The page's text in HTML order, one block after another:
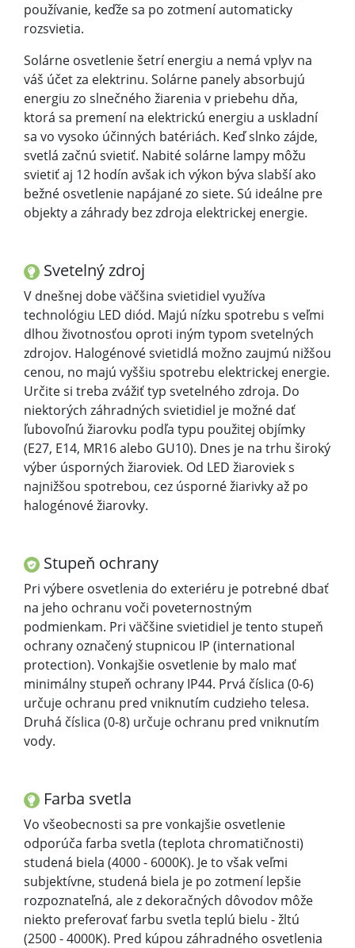
používanie, keďže sa po zotmení automaticky
rozsvietia.
Solárne osvetlenie šetrí energiu a nemá vplyv na
váš účet za elektrinu. Solárne panely absorbujú
energiu zo slnečného žiarenia v priebehu dňa,
ktorá sa premení na elektrickú energiu a uskladní
sa vo vysoko účinných batériách. Keď slnko zájde,
svetlá začnú svietiť. Nabité solárne lampy môžu
svietiť aj 12 hodín avšak ich výkon býva slabší ako
bežné osvetlenie napájané zo siete. Sú ideálne pre
objekty a záhrady bez zdroja elektrickej energie.
Svetelný zdroj
V dnešnej dobe väčšina svietidiel využíva
technológiu LED diód. Majú nízku spotrebu s veľmi
dlhou životnosťou oproti iným typom svetelných
zdrojov. Halogénové svietidlá možno zaujmú nižšou
cenou, no majú vyššiu spotrebu elektrickej energie.
Určite si treba zvážiť typ svetelného zdroja. Do
niektorých záhradných svietidiel je možné dať
ľubovoľnú žiarovku podľa typu použitej objímky
(E27, E14, MR16 alebo GU10). Dnes je na trhu široký
výber úsporných žiaroviek. Od LED žiaroviek s
najnižšou spotrebou, cez úsporné žiarivky až po
halogénové žiarovky.
Stupeň ochrany
Pri výbere osvetlenia do exteriéru je potrebné dbať
na jeho ochranu voči poveternostným
podmienkam. Pri väčšine svietidiel je tento stupeň
ochrany označený stupnicou IP (international
protection). Vonkajšie osvetlenie by malo mať
minimálny stupeň ochrany IP44. Prvá číslica (0-6)
určuje ochranu pred vniknutím cudzieho telesa.
Druhá číslica (0-8) určuje ochranu pred vniknutím
vody.
Farba svetla
Vo všeobecnosti sa pre vonkajšie osvetlenie
odporúča farba svetla (teplota chromatičnosti)
studená biela (4000 - 6000K). Je to však veľmi
subjektívne, studená biela je po zotmení lepšie
rozpoznateľná, ale z dekoračných dôvodov môže
niekto preferovať farbu svetla teplú bielu - žltú
(2500 - 4000K). Pred kúpou záhradného osvetlenia